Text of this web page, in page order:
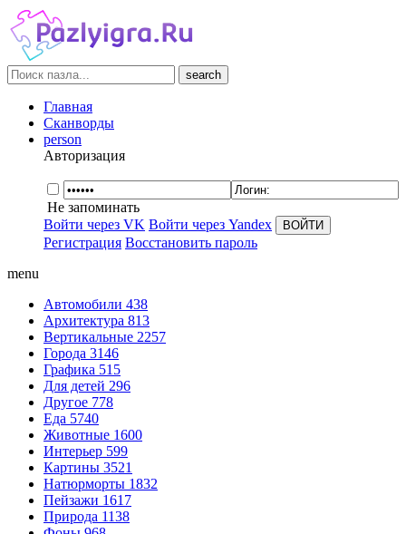
search
Главная
Сканворды
person
Авторизация
Не запоминать
Войти через VK Войти через Yandex
Регистрация Восстановить пароль
menu
Автомобили 438
Архитектура 813
Вертикальные 2257
Города 3146
Графика 515
Для детей 296
Другое 778
Еда 5740
Животные 1600
Интерьер 599
Картины 3521
Натюрморты 1832
Пейзажи 1617
Природа 1138